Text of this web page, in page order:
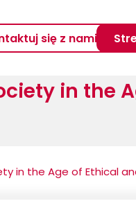
się z nami
in the
in the Age of Ethical